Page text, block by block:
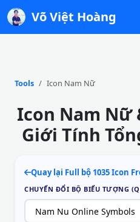
Võ Việt Hoàng
Tools Icon Nam Nữ
Icon Nam Nữ
Giới Tính
Quay lại Full bộ 1035 Icon
CHUYỂN ĐỔI BỘ BIỂU TƯỢNG